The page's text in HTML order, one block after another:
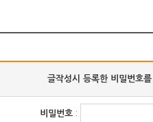
글작성시 등록한 비밀번호를
비밀번호 :